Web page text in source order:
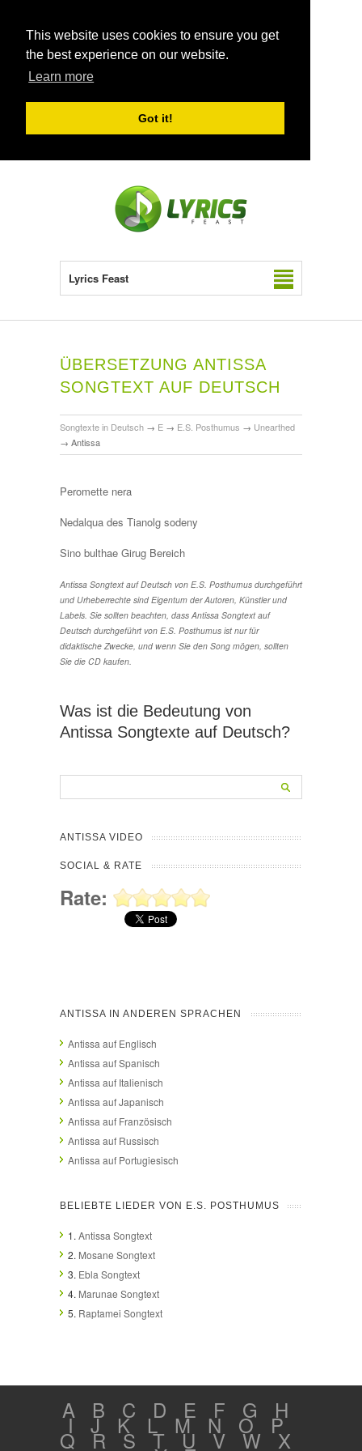
This website uses cookies to ensure you get
the best experience on our website.
Learn more
Got it!
Lyrics Feast
ÜBERSETZUNG ANTISSA
SONGTEXT AUF DEUTSCH
Songtexte in Deutsch → E → E.S. Posthumus → Unearthed
→ Antissa
Peromette nera
Nedalqua des Tianolg sodeny
Sino bulthae Girug Bereich
Antissa Songtext auf Deutsch von E.S. Posthumus durchgeführt
und Urheberrechte sind Eigentum der Autoren, Künstler und
Labels. Sie sollten beachten, dass Antissa Songtext auf
Deutsch durchgeführt von E.S. Posthumus ist nur für
didaktische Zwecke, und wenn Sie den Song mögen, sollten
Sie die CD kaufen.
Was ist die Bedeutung von
Antissa Songtexte auf Deutsch?
ANTISSA VIDEO
SOCIAL & RATE
Rate:
ANTISSA IN ANDEREN SPRACHEN
Antissa auf Englisch
Antissa auf Spanisch
Antissa auf Italienisch
Antissa auf Japanisch
Antissa auf Französisch
Antissa auf Russisch
Antissa auf Portugiesisch
BELIEBTE LIEDER VON E.S. POSTHUMUS
1. Antissa Songtext
2. Mosane Songtext
3. Ebla Songtext
4. Marunae Songtext
5. Raptamei Songtext
A B C D E F G H
I J K L M N O P
Q R S T U V W X